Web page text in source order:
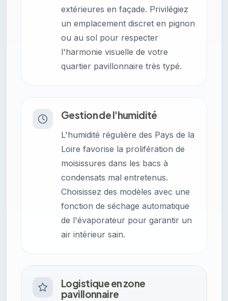
extérieures en façade. Privilégiez
un emplacement discret en pignon
ou au sol pour respecter
l'harmonie visuelle de votre
quartier pavillonnaire très typé.
Gestion de l'humidité
L'humidité régulière des Pays de la
Loire favorise la prolifération de
moisissures dans les bacs à
condensats mal entretenus.
Choisissez des modèles avec une
fonction de séchage automatique
de l'évaporateur pour garantir un
air intérieur sain.
Logistique en zone
pavillonnaire